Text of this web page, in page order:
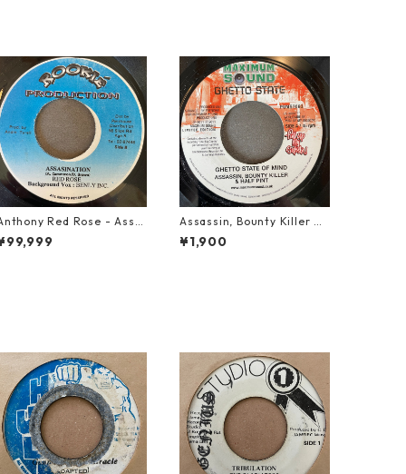
Red Rose - Assa
【7-21754】
Assassin, Bounty Killer &
Half Pint - Ghetto State
Of Mind【7-21692】
¥1,900